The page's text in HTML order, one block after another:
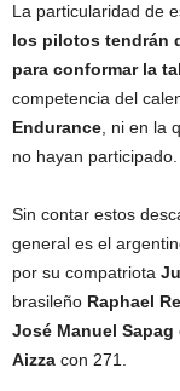
La particularidad de
los pilotos tendrán
para conformar la
competencia del
Endurance, ni en la
no hayan participado.
Sin contar estos
general es el
por su compatriota
brasileño Raphael
José Manuel Sapag
Aizza con 271.